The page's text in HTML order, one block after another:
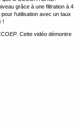
grâce à une filtration à 4
l‘utilisation avec un taux
!
EP. Cette vidéo démontre